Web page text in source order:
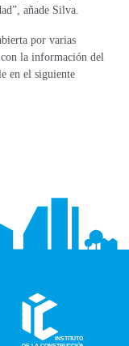
añade Silva.
por varias
con la información del
en el siguiente